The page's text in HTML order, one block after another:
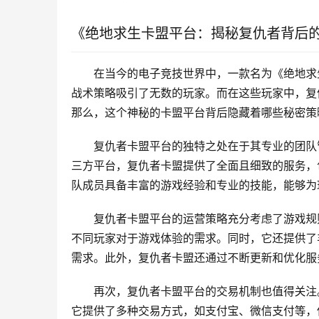
《绝地求生卡盟平台：揭秘复仇者背后
在当今的电子竞技世界中，一款名为《绝地
战术策略吸引了无数的玩家。而在这些玩家中，
那么，这个神秘的卡盟平台背后隐藏着哪些秘密策
复仇者卡盟平台的独特之处在于其专业的团
三方平台，复仇者卡盟提供了全面且细致的服务
队成员具备丰富的游戏经验和专业的技能，能够为
复仇者卡盟平台的运营策略充分考虑了游戏
不同玩家对于游戏体验的需求。同时，它还提供
需求。此外，复仇者卡盟还通过不断更新和优化
再次，复仇者卡盟平台的交易机制也值得关
它提供了多种交易方式，如支付宝、微信支付等